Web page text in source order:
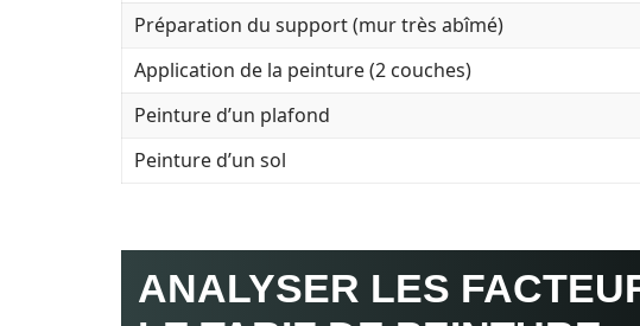
Préparation du support (mur très abîmé)
Application de la peinture (2 couches)
Peinture d’un plafond
Peinture d’un sol
ANALYSER LES